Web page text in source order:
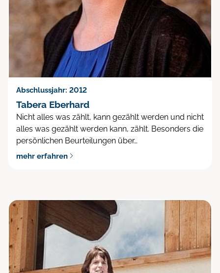
Abschlussjahr: 2012
Tabera Eberhard
Nicht alles was zählt, kann gezählt werden und nicht
alles was gezählt werden kann, zählt. Besonders die
persönlichen Beurteilungen über…
mehr erfahren